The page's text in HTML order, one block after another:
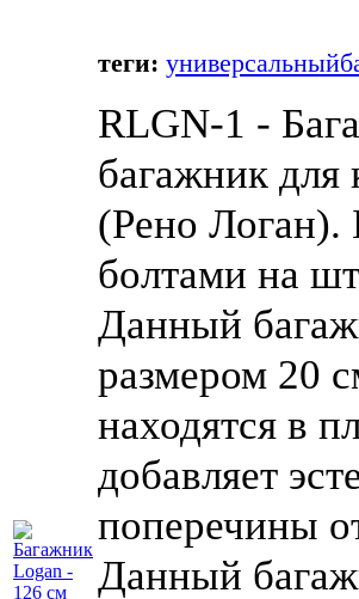
теги: универсальный
RLGN-1 -
багажник для
(Рено Логан).
болтами на
Данный
размером 20
находятся в
добавляет
поперечины
Данный